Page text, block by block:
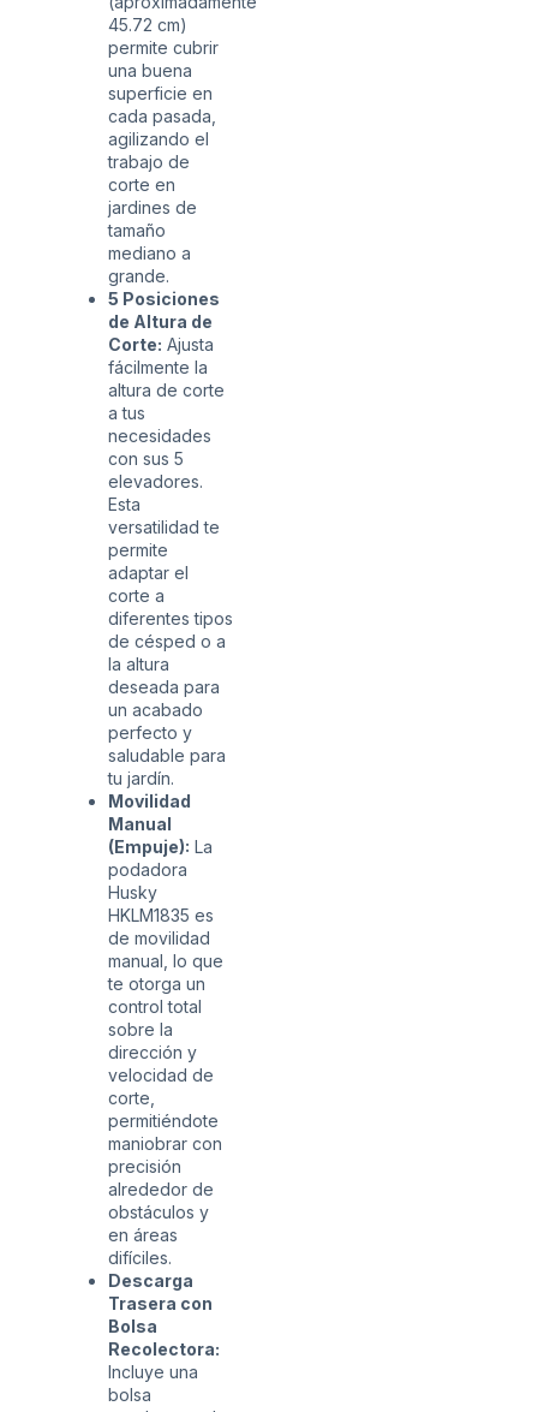
45.72 cm)
permite cubrir
una buena
superficie en
cada pasada,
agilizando el
trabajo de
corte en
jardines de
tamaño
mediano a
grande.
5 Posiciones
de Altura de
Corte: Ajusta
fácilmente la
altura de corte
a tus
necesidades
con sus 5
elevadores.
Esta
versatilidad te
permite
adaptar el
corte a
diferentes tipos
de césped o a
la altura
deseada para
un acabado
perfecto y
saludable para
tu jardín.
Movilidad
Manual
(Empuje): La
podadora
Husky
HKLM1835 es
de movilidad
manual, lo que
te otorga un
control total
sobre la
dirección y
velocidad de
corte,
permitiéndote
maniobrar con
precisión
alrededor de
obstáculos y
en áreas
difíciles.
Descarga
Trasera con
Bolsa
Recolectora:
Incluye una
bolsa